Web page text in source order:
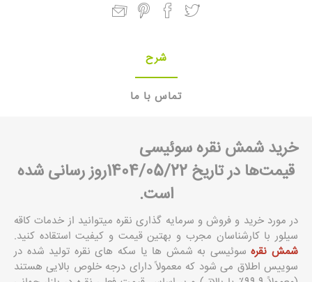
شرح
تماس با ما
خرید شمش نقره سوئیسی
قیمت‌ها در تاریخ 1404/05/22روز رسانی شده
است.
در مورد خرید و فروش و سرمایه گذاری نقره میتوانید از خدمات کاقه
سیلور با کارشناسان مجرب و بهتین قیمت و کیفیت استقاده کنید.
شمش نقرهسوئیسی به شمش ها یا سکه های نقره تولید شده در
سوییس اطلاق می شود که معمولاً دارای درجه خلوص بالایی هستند